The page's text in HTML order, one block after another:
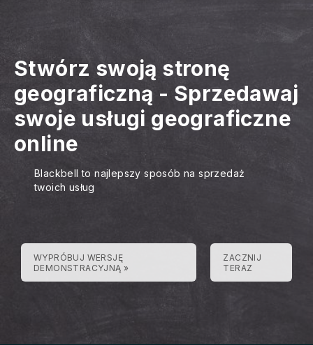
Stwórz swoją stronę
geograficzną - Sprzedawaj
swoje usługi geograficzne
online
Blackbell to najlepszy sposób na sprzedaż
twoich usług
WYPRÓBUJ WERSJĘ
DEMONSTRACYJNĄ »
ZACZNIJ
TERAZ